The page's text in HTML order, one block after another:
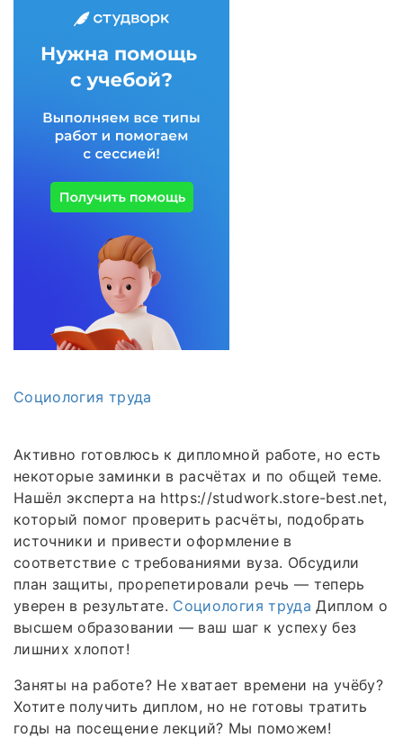
Социология труда
Активно готовлюсь к дипломной работе, но есть
некоторые заминки в расчётах и по общей теме.
Нашёл эксперта на https://studwork.store-best.net,
который помог проверить расчёты, подобрать
источники и привести оформление в
соответствие с требованиями вуза. Обсудили
план защиты, прорепетировали речь — теперь
уверен в результате. Социология труда Диплом о
высшем образовании — ваш шаг к успеху без
лишних хлопот!
Заняты на работе? Не хватает времени на учёбу?
Хотите получить диплом, но не готовы тратить
годы на посещение лекций? Мы поможем!